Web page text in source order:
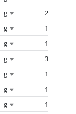
g
2
g
1
g
1
g
3
g
1
g
1
g
1